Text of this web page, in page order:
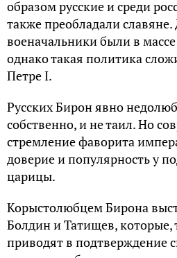
образом русские и среди
также преобладали
военачальники были в
однако такая политика
Петре I.
Русских Бирон явно
собственно, и не таил. Но
стремление фаворита
доверие и популярность у
царицы.
Корыстолюбцем Бирона
Болдин и Татищев, которые,
приводят в подтверждение